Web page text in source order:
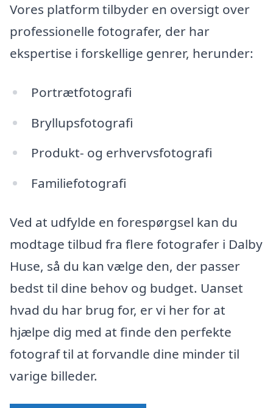
Vores platform tilbyder en oversigt over
professionelle fotografer, der har
ekspertise i forskellige genrer, herunder:
Portrætfotografi
Bryllupsfotografi
Produkt- og erhvervsfotografi
Familiefotografi
Ved at udfylde en forespørgsel kan du
modtage tilbud fra flere fotografer i Dalby
Huse, så du kan vælge den, der passer
bedst til dine behov og budget. Uanset
hvad du har brug for, er vi her for at
hjælpe dig med at finde den perfekte
fotograf til at forvandle dine minder til
varige billeder.